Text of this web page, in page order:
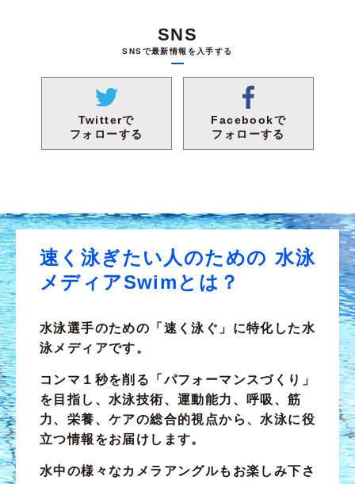
SNS
SNSで最新情報を入手する
Twitterで
フォローする
Facebookで
フォローする
速く泳ぎたい人のための 水泳
メディアSwimとは？
水泳選手のための 「速く泳ぐ」 に特化した水
泳メディアです。
コンマ１秒を削る「パフォーマンスづくり」
を目指し、水泳技術、運動能力、呼吸、筋
力、栄養、ケアの総合的視点から、 水泳に役
立つ情報をお届けします。
水中の様々なカメラアングルもお楽しみ下さ